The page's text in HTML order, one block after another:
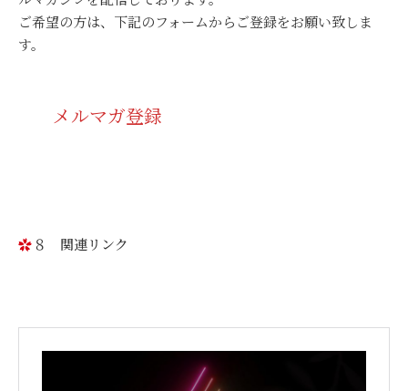
ご希望の方は、下記のフォームからご登録をお願い致しま
す。
メルマガ登録
８ 関連リンク